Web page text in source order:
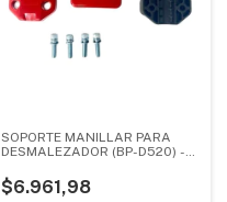
SOPORTE MANILLAR PARA
DESMALEZADOR (BP-D520) -
$6.961,98